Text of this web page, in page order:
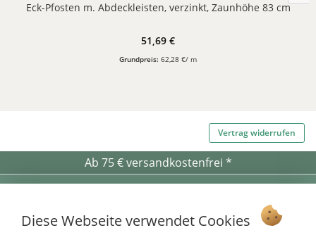
Eck-Pfosten m. Abdeckleisten, verzinkt, Zaunhöhe 83 cm
51,69 €
Grundpreis: 62,28 €/ m
Vertrag widerrufen
Ab 75 € versandkostenfrei *
Service Hotline
Shop Service
Diese Webseite verwendet Cookies